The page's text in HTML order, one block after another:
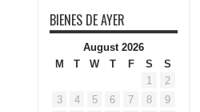
BIENES DE AYER
August 2026
M
T W T F S
S
1
2
3
4 5 6 7 8
9